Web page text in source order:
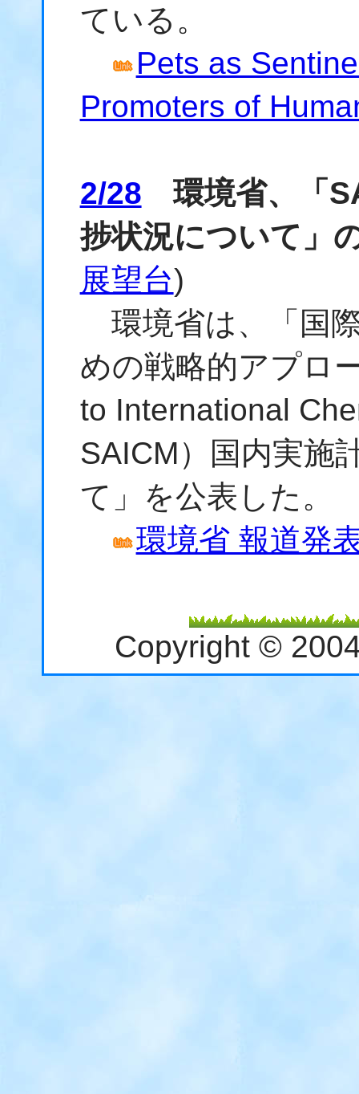
ている。
Pets as
Promoters of
2/28 環境省、「
捗状況について」
展望台)
環境省は、「国
めの戦略的アプロ
to International
SAICM）国内実施
て」を公表した。
環境省 報道発
Copyright ©